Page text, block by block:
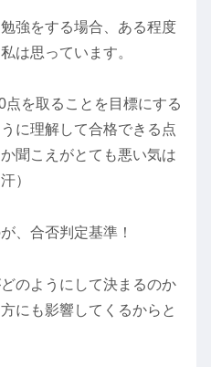
強をする場合、ある程度
は思っています。
を取ることを目標にする
に理解して合格できる点
聞こえがとても悪い気は
）
、合否判定基準！
のようにして決まるのか
にも影響してくるからと